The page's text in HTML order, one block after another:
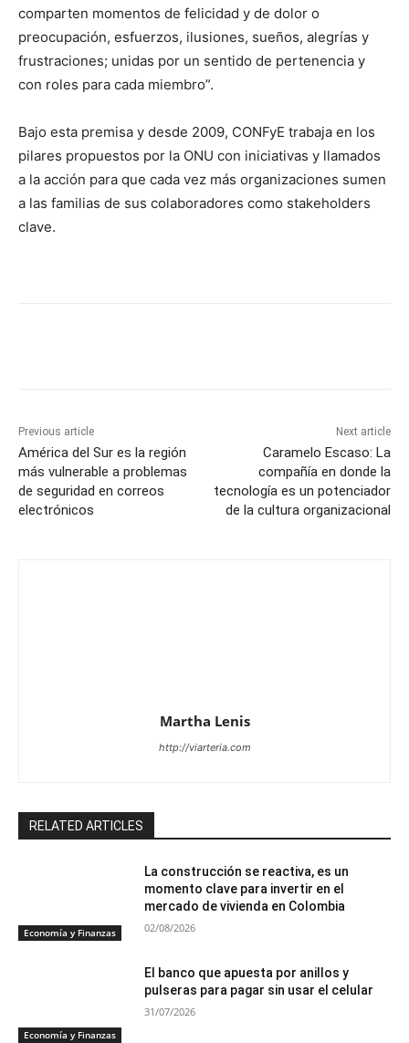
comparten momentos de felicidad y de dolor o
preocupación, esfuerzos, ilusiones, sueños, alegrías y
frustraciones; unidas por un sentido de pertenencia y
con roles para cada miembro”.
Bajo esta premisa y desde 2009, CONFyE trabaja en los
pilares propuestos por la ONU con iniciativas y llamados
a la acción para que cada vez más organizaciones sumen
a las familias de sus colaboradores como stakeholders
clave.
Previous article
América del Sur es la región
más vulnerable a problemas
de seguridad en correos
electrónicos
Next article
Caramelo Escaso: La
compañía en donde la
tecnología es un potenciador
de la cultura organizacional
Martha Lenis
http://viarteria.com
RELATED ARTICLES
Economía y Finanzas
La construcción se reactiva, es un
momento clave para invertir en el
mercado de vivienda en Colombia
02/08/2026
Economía y Finanzas
El banco que apuesta por anillos y
pulseras para pagar sin usar el celular
31/07/2026